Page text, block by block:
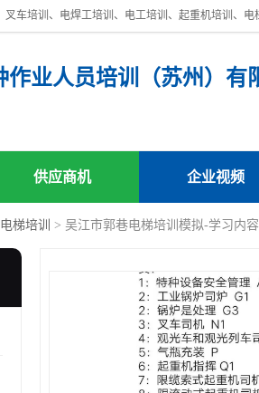
供应商机 企业视频
电梯培训 > 吴江市郭巷电梯培训模拟-学习内容